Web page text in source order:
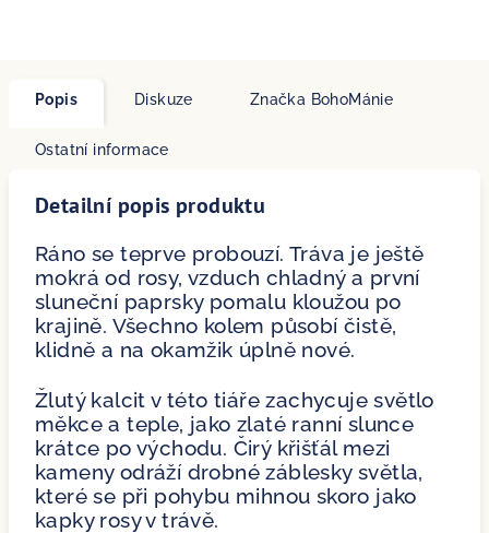
Popis Diskuze Značka BohoMánie
Ostatní informace
Detailní popis produktu
Ráno se teprve probouzí. Tráva je ještě
mokrá od rosy, vzduch chladný a první
sluneční paprsky pomalu kloužou po
krajině. Všechno kolem působí čistě,
klidně a na okamžik úplně nové.
Žlutý kalcit v této tiáře zachycuje světlo
měkce a teple, jako zlaté ranní slunce
krátce po východu. Čirý křišťál mezi
kameny odráží drobné záblesky světla,
které se při pohybu mihnou skoro jako
kapky rosy v trávě.